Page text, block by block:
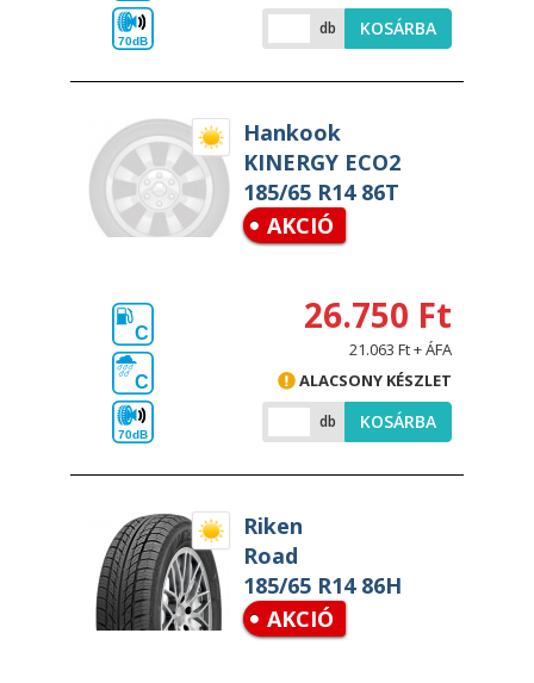
70dB
db KOSÁRBA
Hankook
KINERGY ECO2
185/65 R14 86T
AKCIÓ
C
C
70dB
26.750 Ft
21.063 Ft + ÁFA
ALACSONY KÉSZLET
db KOSÁRBA
Riken
Road
185/65 R14 86H
AKCIÓ